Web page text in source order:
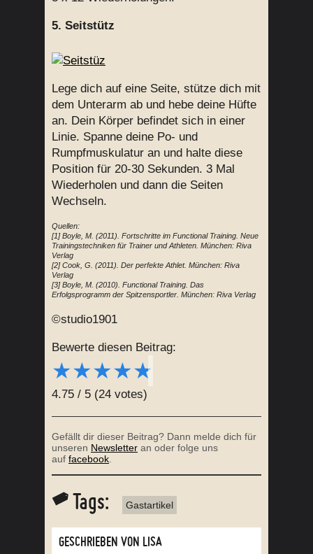
5. Seitstütz
Lege dich auf eine Seite, stütze dich mit
dem Unterarm ab und hebe deine Hüfte
an. Dein Körper befindet sich in einer
Linie. Spanne deine Po- und
Rumpfmuskulatur an und halte diese
Position für 20-30 Sekunden. 3 Mal
Wiederholen und dann die Seiten
Wechseln.
Quellen:
[1] Boyle, M. (2011). Fortschritte im Functional Training. Neue
Trainingstechniken für Trainer und Athleten. München: Riva
Verlag
[2] Cook, G. (2011). Der perfekte Athlet. München: Riva
Verlag
[3] Boyle, M. (2010). Functional Training. Das
Erfolgsprogramm der Spitzensportler. München: Riva Verlag
©studio1901
Bewerte diesen Beitrag:
★★★★★
4.75 / 5 (24 votes)
Gefällt dir dieser Beitrag? Dann melde dich für
unseren Newsletter an oder folge uns
auf facebook
Tags: Gastartikel
GESCHRIEBEN VON LISA